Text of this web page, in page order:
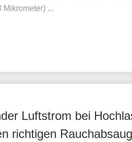
Mikrometer) ...
Luftstrom bei
richtigen